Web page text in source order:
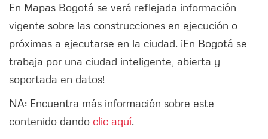
En Mapas Bogotá se verá reflejada información
vigente sobre las construcciones en ejecución o
próximas a ejecutarse en la ciudad. ¡En Bogotá se
trabaja por una ciudad inteligente, abierta y
soportada en datos!
NA: Encuentra más información sobre este
contenido dando clic aquí.